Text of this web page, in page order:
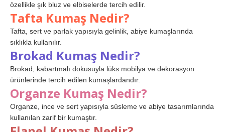
özellikle şık bluz ve elbiselerde tercih edilir.
Tafta Kumaş Nedir?
Tafta, sert ve parlak yapısıyla gelinlik, abiye kumaşlarında
sıklıkla kullanılır.
Brokad Kumaş Nedir?
Brokad, kabartmalı dokusuyla lüks mobilya ve dekorasyon
ürünlerinde tercih edilen kumaşlardandır.
Organze Kumaş Nedir?
Organze, ince ve sert yapısıyla süsleme ve abiye tasarımlarında
kullanılan zarif bir kumaştır.